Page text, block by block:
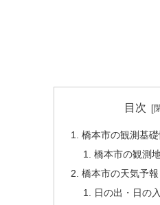
目次
橋本市の観測基
橋本市の観測
橋本市の天気予報
日の出・日の